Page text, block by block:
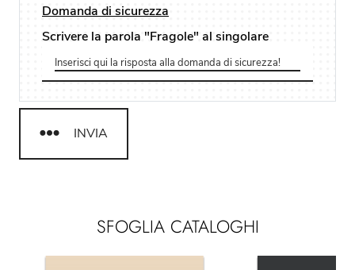
SFOGLIA CATALOGHI
Domanda di sicurezza
Scrivere la parola "Fragole" al singolare
INVIA